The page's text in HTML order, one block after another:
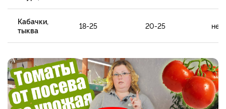
Кабачки,
тыква
18-25 20-25 не